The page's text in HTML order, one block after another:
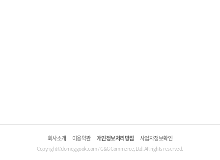
회사소개 이용약관 개인정보처리방침 사업자정보확인
Copyright©domeggook.com / G&G Commerce, Ltd. All rights reserved.